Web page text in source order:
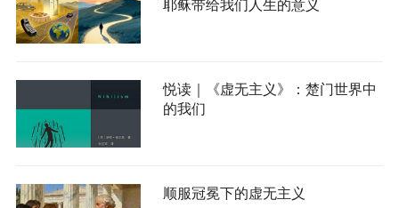
耶稣带给我们人生的意义
悦读｜《虚无主义》：楚门世界中
的我们
顺服冠冕下的虚无主义